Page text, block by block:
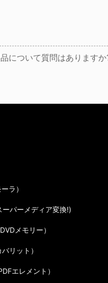
について質問はありますか
ラ）
パーメディア変換!)
メモリー）
リット）
エレメント）